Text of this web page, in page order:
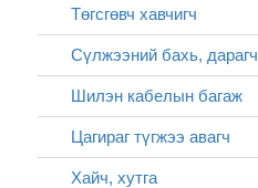
Төгсгөвч хавчигч
Сүлжээний бахь, дарагч
Шилэн кабелын багаж
Цагираг түгжээ авагч
Хайч, хутга